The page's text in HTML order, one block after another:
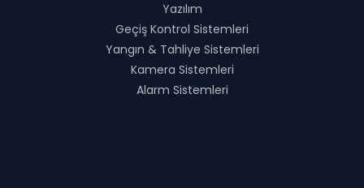
Yazılım
Geçiş Kontrol Sistemleri
Yangın & Tahliye Sistemleri
Kamera Sistemleri
Alarm Sistemleri